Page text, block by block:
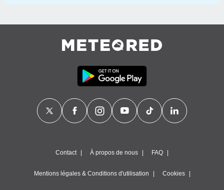
Contact À propos de nous FAQ
Mentions légales & Conditions d'utilisation Cookies